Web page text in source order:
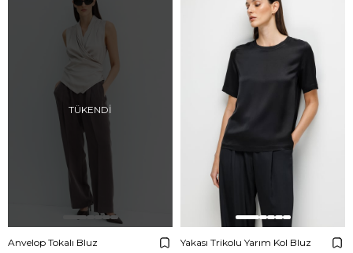
TÜKENDI
Anvelop Tokalı Bluz Yakası Trikolu Yarım Kol Bluz